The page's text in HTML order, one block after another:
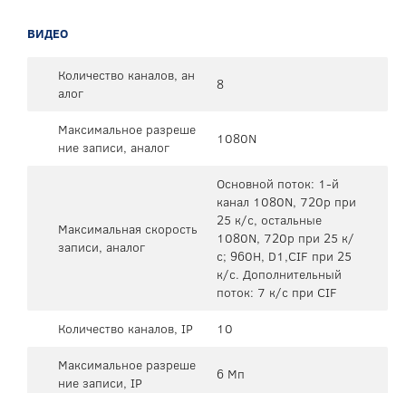
ВИДЕО
Количество каналов, ан
алог
8
Максимальное разреше
ние записи, аналог
1080N
Максимальная скорость
записи, аналог
Основной поток: 1-й
канал 1080N, 720p при
25 к/с, остальные
1080N, 720p при 25 к/
с; 960H, D1,CIF при 25
к/с. Дополнительный
поток: 7 к/с при CIF
Количество каналов, IP
10
Максимальное разреше
ние записи, IP
6 Мп